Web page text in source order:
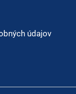
údajov